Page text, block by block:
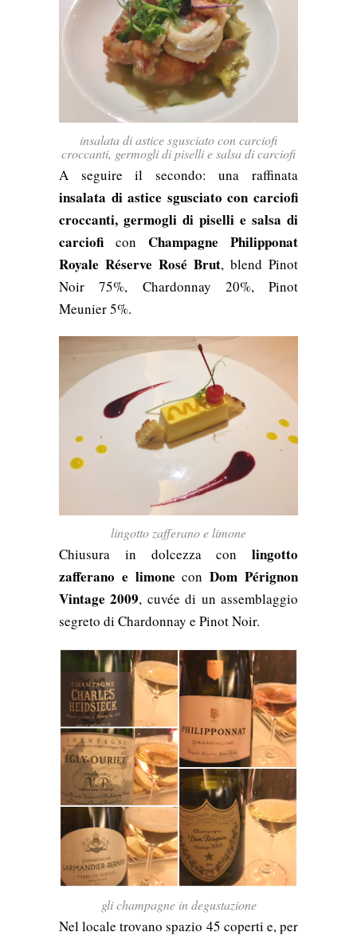
insalata di astice sgusciato con carciofi
croccanti, germogli di piselli e salsa di carciofi
A seguire il secondo: una raffinata
insalata di astice sgusciato con carciofi
croccanti, germogli di piselli e salsa di
carciofi con Champagne Philipponat
Royale Réserve Rosé Brut, blend Pinot
Noir 75%, Chardonnay 20%, Pinot
Meunier 5%.
lingotto zafferano e limone
Chiusura in dolcezza con lingotto
zafferano e limone conDom Pérignon
Vintage 2009, cuvée di un assemblaggio
segreto di Chardonnay e Pinot Noir.
gli champagne in degustazione
Nel locale trovano spazio 45 coperti e, per